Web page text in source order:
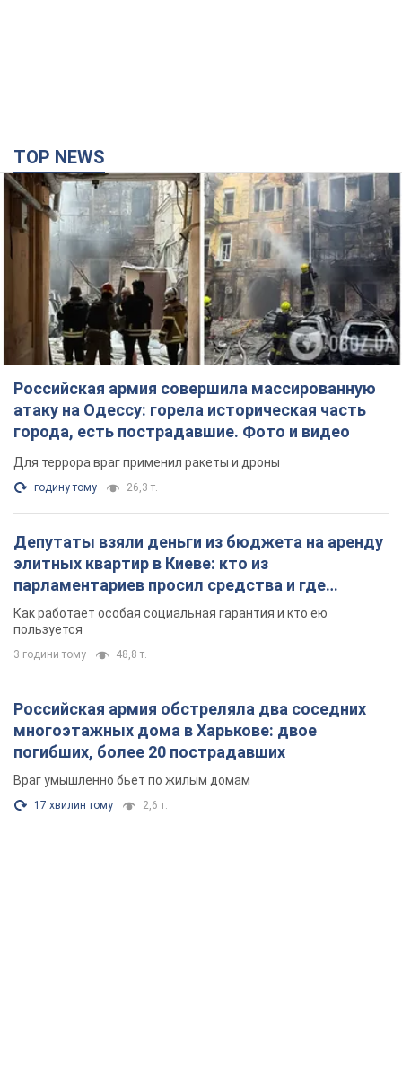
TOP NEWS
Российская армия совершила массированную
атаку на Одессу: горела историческая часть
города, есть пострадавшие. Фото и видео
Для террора враг применил ракеты и дроны
годину тому 26,3 т.
Депутаты взяли деньги из бюджета на аренду
элитных квартир в Киеве: кто из
парламентариев просил средства и где
поселился
Как работает особая социальная гарантия и кто ею
пользуется
3 години тому 48,8 т.
Российская армия обстреляла два соседних
многоэтажных дома в Харькове: двое
погибших, более 20 пострадавших
Враг умышленно бьет по жилым домам
17 хвилин тому 2,6 т.